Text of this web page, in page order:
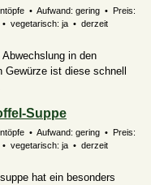
• Aufwand: gering • Preis:
vegetarisch: ja • derzeit
in den
ist diese schnell
Suppe
• Aufwand: gering • Preis:
vegetarisch: ja • derzeit
hat ein besonders